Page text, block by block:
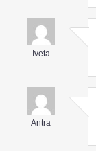
Iveta
Antra